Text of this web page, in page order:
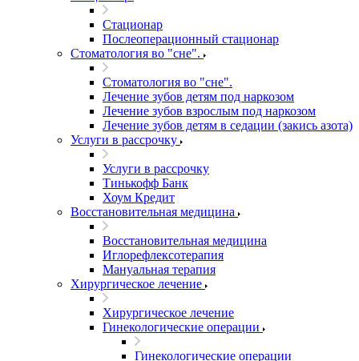
Стационар
Послеоперационный стационар
Стоматология во "сне".
Стоматология во "сне".
Лечение зубов детям под наркозом
Лечение зубов взрослым под наркозом
Лечение зубов детям в седации (закись азота)
Услуги в рассрочку
Услуги в рассрочку
Тинькофф Банк
Хоум Кредит
Восстановительная медицина
Восстановительная медицина
Иглорефлексотерапия
Мануальная терапия
Хирургическое лечение
Хирургическое лечение
Гинекологические операции
Гинекологические операции